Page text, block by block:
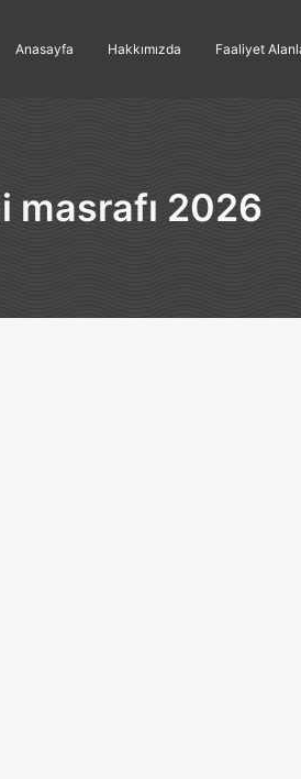
Anasayfa Hakkımızda Faaliyet
masrafı 2026